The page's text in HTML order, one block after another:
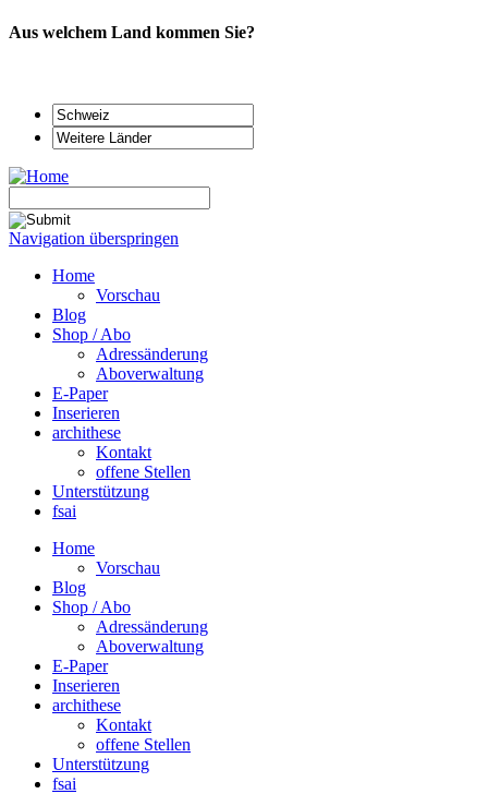
Aus welchem Land kommen Sie?
Navigation überspringen
Home
Vorschau
Blog
Shop / Abo
Adressänderung
Aboverwaltung
E-Paper
Inserieren
archithese
Kontakt
offene Stellen
Unterstützung
fsai
Home
Vorschau
Blog
Shop / Abo
Adressänderung
Aboverwaltung
E-Paper
Inserieren
archithese
Kontakt
offene Stellen
Unterstützung
fsai